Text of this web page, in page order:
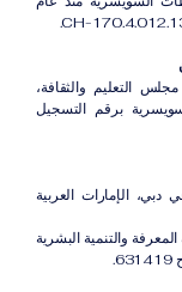
التعليم والثقافة،
برقم التسجيل
الإمارات العربية
والتنمية البشرية